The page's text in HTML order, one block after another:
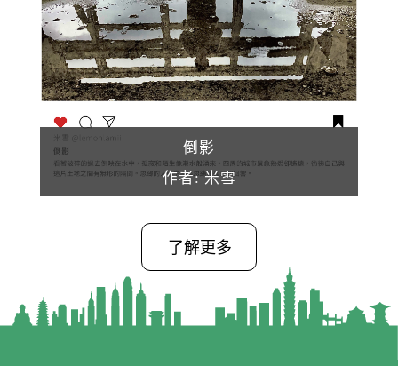
倒影
作者: 米雪
了解更多